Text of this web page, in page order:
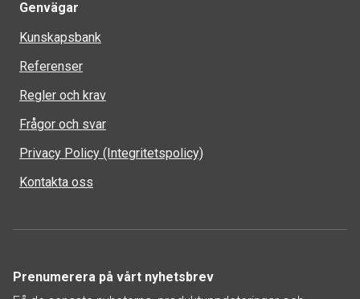
Genvägar
Kunskapsbank
Referenser
Regler och krav
Frågor och svar
Privacy Policy (Integritetspolicy)
Kontakta oss
Prenumerera på vårt nyhetsbrev